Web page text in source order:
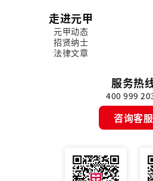
走进元甲
元甲动态
招贤纳士
法律文章
服务热
400 999
咨询客服